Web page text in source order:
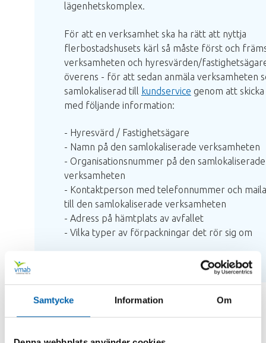
Samtycke Information Om
lägenhetskomplex.
För att en verksamhet ska ha rätt att nyttja
flerbostadshusets kärl så måste först och
verksamheten och hyresvärden/
överens - för att sedan anmäla verksamheten
samlokaliserad till
kundservice genom att
med följande information:
- Hyresvärd / Fastighetsägare
- Namn på den samlokaliserade verksamheten
- Organisationsnummer på den samlokaliserade
verksamheten
- Kontaktperson med telefonnummer och
till den samlokaliserade verksamheten
- Adress på hämtplats av avfallet
- Vilka typer av förpackningar det rör sig om